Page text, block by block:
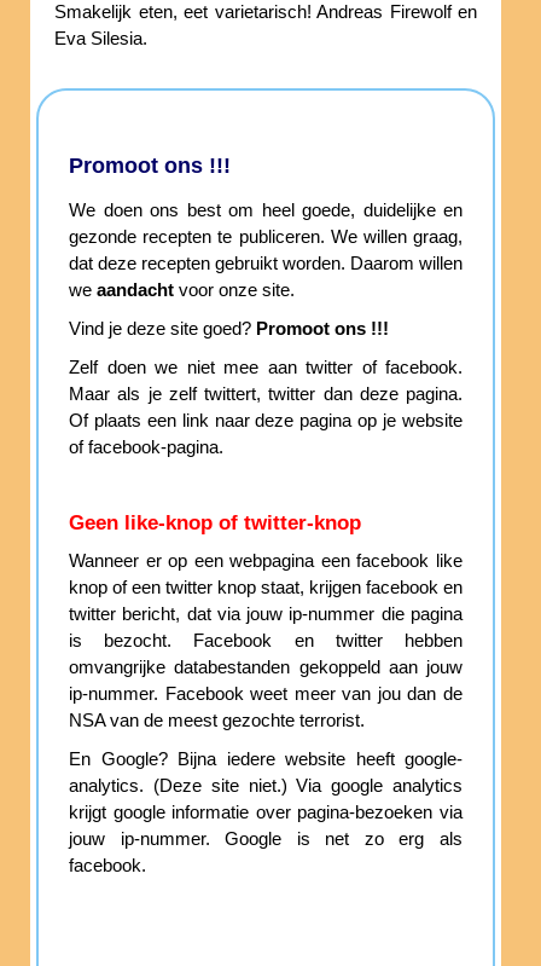
Smakelijk eten, eet varietarisch! Andreas Firewolf en
Eva Silesia.
Promoot ons !!!
We doen ons best om heel goede, duidelijke en
gezonde recepten te publiceren. We willen graag,
dat deze recepten gebruikt worden. Daarom willen
we aandacht voor onze site.
Vind je deze site goed? Promoot ons !!!
Zelf doen we niet mee aan twitter of facebook.
Maar als je zelf twittert, twitter dan deze pagina.
Of plaats een link naar deze pagina op je website
of facebook-pagina.
Geen like-knop of twitter-knop
Wanneer er op een webpagina een facebook like
knop of een twitter knop staat, krijgen facebook en
twitter bericht, dat via jouw ip-nummer die pagina
is bezocht. Facebook en twitter hebben
omvangrijke databestanden gekoppeld aan jouw
ip-nummer. Facebook weet meer van jou dan de
NSA van de meest gezochte terrorist.
En Google? Bijna iedere website heeft google-
analytics. (Deze site niet.) Via google analytics
krijgt google informatie over pagina-bezoeken via
jouw ip-nummer. Google is net zo erg als
facebook.